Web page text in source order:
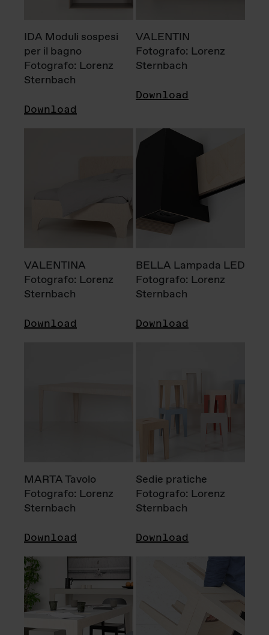
IDA Moduli sospesi
per il bagno
Fotografo: Lorenz
Sternbach
Download
VALENTIN
Fotografo: Lorenz
Sternbach
Download
VALENTINA
Fotografo: Lorenz
Sternbach
Download
BELLA Lampada LED
Fotografo: Lorenz
Sternbach
Download
MARTA Tavolo
Fotografo: Lorenz
Sternbach
Download
Sedie pratiche
Fotografo: Lorenz
Sternbach
Download